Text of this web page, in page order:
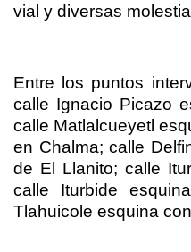
vial y diversas
Entre los puntos
calle Ignacio Picazo
calle Matlalcueyetl
en Chalma; calle
de El Llanito; calle
calle Iturbide
Tlahuicole esquina